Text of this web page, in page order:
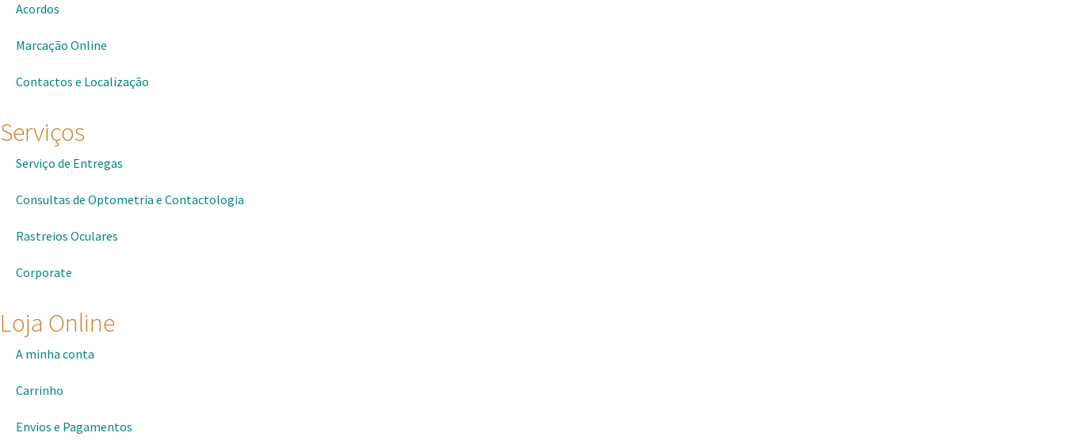
Acordos
Marcação Online
Contactos e Localização
Serviços
Serviço de Entregas
Consultas de Optometria e Contactologia​
Rastreios Oculares
Corporate
Loja Online
A minha conta
Carrinho
Envios e Pagamentos